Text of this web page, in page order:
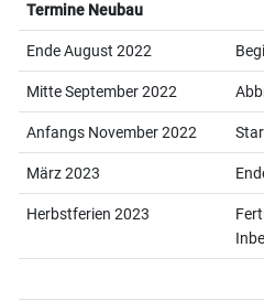
Termine Neubau
Ende August 2022
Mitte September 2022
Anfangs November 2022
März 2023
Herbstferien 2023